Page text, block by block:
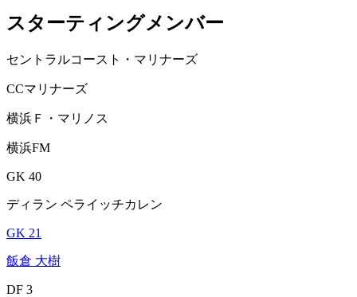
スターティングメンバー
セントラルコースト・マリナーズ
CCマリナーズ
横浜Ｆ・マリノス
横浜FM
GK 40
ディラン ペライッチカレン
GK 21
飯倉 大樹
DF 3